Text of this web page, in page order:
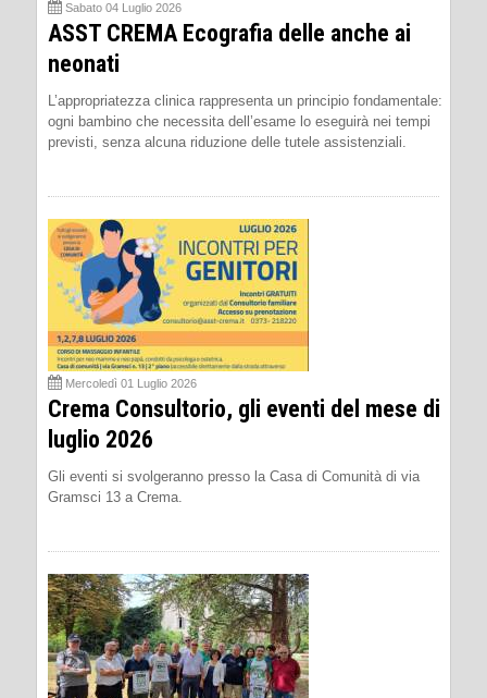
Sabato 04 Luglio 2026
ASST CREMA Ecografia delle anche ai
neonati
L’appropriatezza clinica rappresenta un principio fondamentale:
ogni bambino che necessita dell’esame lo eseguirà nei tempi
previsti, senza alcuna riduzione delle tutele assistenziali.
Mercoledì 01 Luglio 2026
Crema Consultorio, gli eventi del mese di
luglio 2026
Gli eventi si svolgeranno presso la Casa di Comunità di via
Gramsci 13 a Crema.